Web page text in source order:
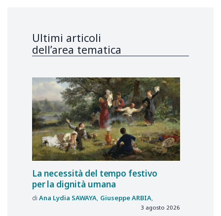
Ultimi articoli
dell’area tematica
La necessità del tempo festivo
per la dignità umana
Ana Lydia SAWAYA GiuseppeARBIA
3 agosto 2026